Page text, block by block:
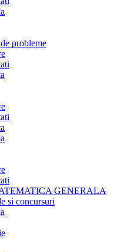
probleme
GENERALA
si concursuri